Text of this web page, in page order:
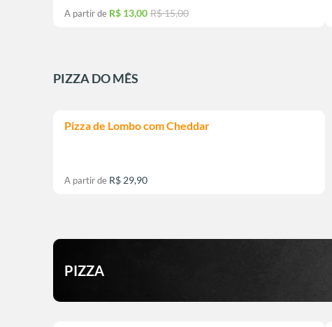
A partir de R$ 13,00 R$ 15,00
PIZZA DO MÊS
Pizza de Lombo com Cheddar
A partir de R$ 29,90
PIZZA